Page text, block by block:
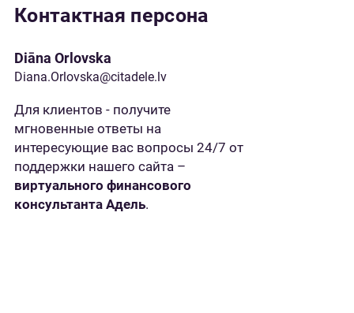
Контактная персона
Diāna Orlovska
Diana.Orlovska@citadele.lv
Для клиентов - получите
мгновенные ответы на
интересующие вас вопросы 24/7 от
поддержки нашего сайта –
виртуального финансового
консультанта Адель.